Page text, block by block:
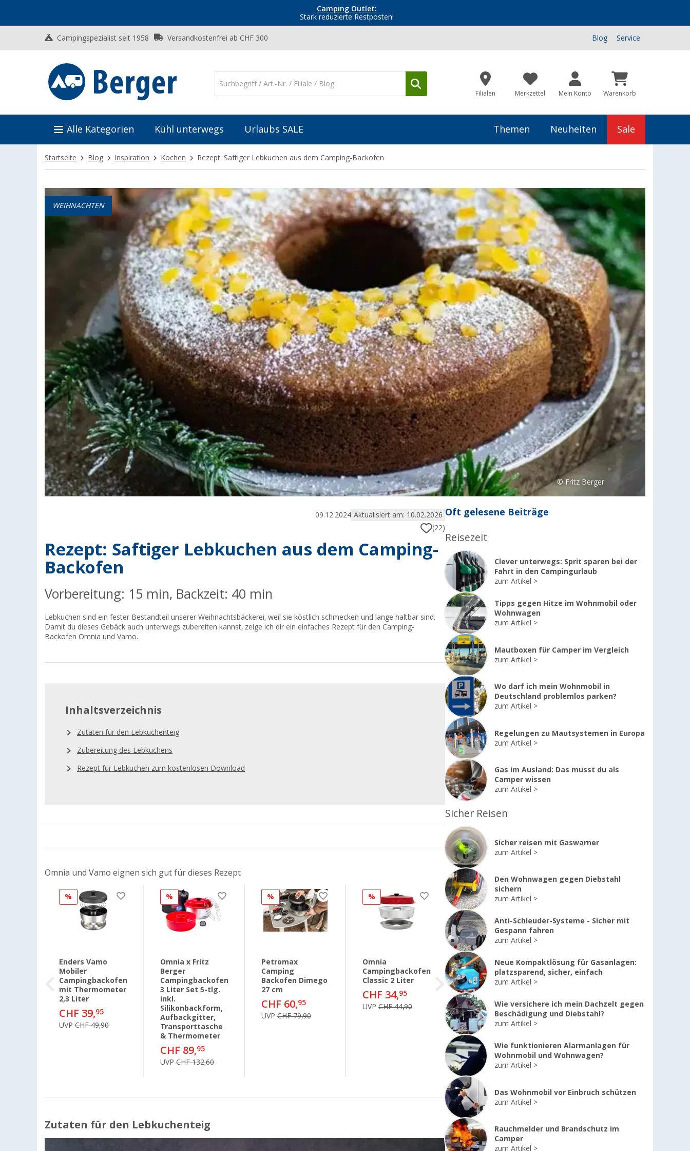
Camping Outlet:
Stark reduzierte Restposten!
Campingspezialist seit 1958 Versandkostenfrei ab CHF 300 Blog Service
Filialen Merkzettel Mein Konto Warenkorb
Alle Kategorien Kühl unterwegs Urlaubs SALE Themen Neuheiten Sale
Startseite Blog Inspiration Kochen Rezept: Saftiger Lebkuchen aus dem Camping-Backofen
WEIHNACHTEN
© Fritz Berger
09.12.2024 Aktualisiert am: 10.02.2026
(22)
Rezept: Saftiger Lebkuchen aus dem Camping-
Backofen
Vorbereitung: 15 min, Backzeit: 40 min
Lebkuchen sind ein fester Bestandteil unserer Weihnachtsbäckerei, weil sie köstlich schmecken und lange haltbar sind.
Damit du dieses Gebäck auch unterwegs zubereiten kannst, zeige ich dir ein einfaches Rezept für den Camping-
Backofen Omnia und Vamo.
Inhaltsverzeichnis
Zutaten für den Lebkuchenteig
Zubereitung des Lebkuchens
Rezept für Lebkuchen zum kostenlosen Download
Omnia und Vamo eignen sich gut für dieses Rezept
%
Enders Vamo
Mobiler
Campingbackofen
mit Thermometer
2,3 Liter
CHF 39,95
UVP CHF 49,90
%
Omnia x Fritz
Berger
Campingbackofen
3 Liter Set 5-tlg.
inkl.
Silikonbackform,
Aufbackgitter,
Transporttasche
& Thermometer
CHF 89,95
UVP CHF 132,60
%
Petromax
Camping
Backofen Dimego
27 cm
CHF 60,95
UVP CHF 79,90
%
Omnia
Campingbackofen
Classic 2 Liter
CHF 34,95
UVP CHF 44,90
%
Enders Vamo
Mobiler
Campingbackofen
mit Thermometer
2,3 Liter
CHF 39,95
UVPCHF 49,90
Omnia x Fritz
Berger
inkl.
Silikonbackform,
Aufbackgitter,
CHF 89,95
Zutaten für den Lebkuchenteig
Oft gelesene Beiträge
Reisezeit
Clever unterwegs: Sprit sparen bei der
Fahrt in den Campingurlaub
zum Artikel
Tipps gegen Hitze im Wohnmobil oder
Wohnwagen
zum Artikel
Mautboxen für Camper im Vergleich
zum Artikel
Wo darf ich mein Wohnmobil in
Deutschland problemlos parken?
zum Artikel
Regelungen zu Mautsystemen in Europa
zum Artikel
Gas im Ausland: Das musst du als
Camper wissen
zum Artikel
Sicher Reisen
Sicher reisen mit Gaswarner
zum Artikel
Den Wohnwagen gegen Diebstahl
sichern
zum Artikel
Anti-Schleuder-Systeme - Sicher mit
Gespann fahren
zum Artikel
Neue Kompaktlösung für Gasanlagen:
platzsparend, sicher, einfach
zum Artikel
Wie versichere ich mein Dachzelt gegen
Beschädigung und Diebstahl?
zum Artikel
Wie funktionieren Alarmanlagen für
Wohnmobil und Wohnwagen?
zum Artikel
Das Wohnmobil vor Einbruch schützen
zum Artikel
Rauchmelder und Brandschutz im
Camper
zum Artikel